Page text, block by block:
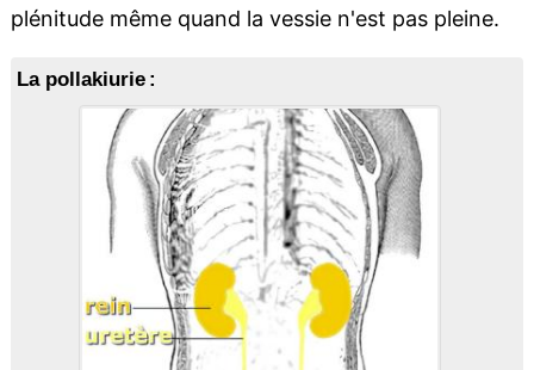
plénitude même quand la vessie n'est pas pleine.
La pollakiurie :